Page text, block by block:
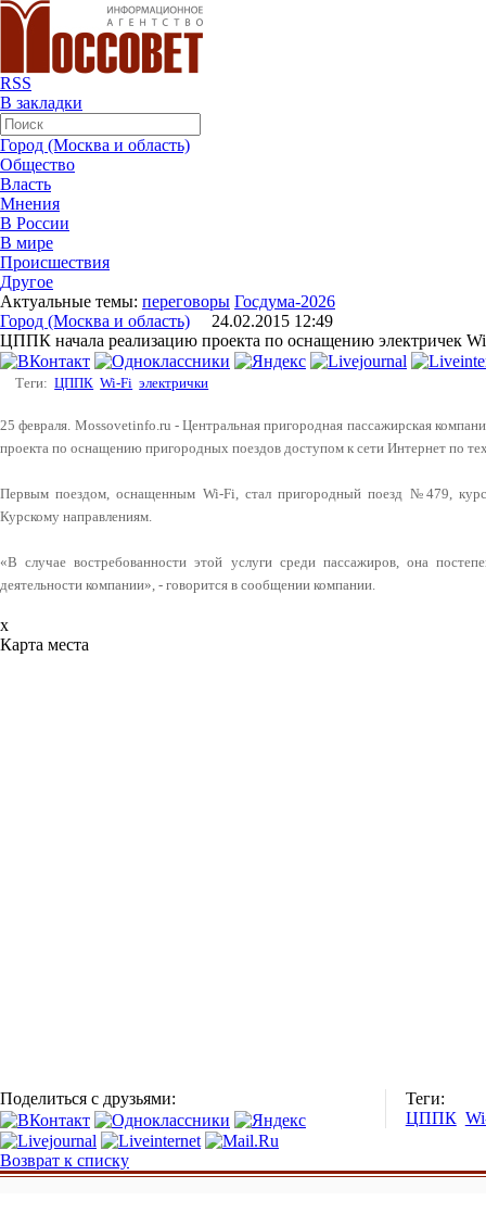
RSS
В закладки
Город (Москва и область)
Общество
Власть
Мнения
В России
В мире
Происшествия
Другое
Актуальные темы: переговоры Госдума-2026
Город (Москва и область) 24.02.2015 12:49
ЦППК начала реализацию проекта по оснащению электричек
Теги: ЦППК Wi-Fi электрички
25 февраля. Mossovetinfo.ru - Центральная пригородная пассажирская
проекта по оснащению пригородных поездов доступом к сети Интернет по
Первым поездом, оснащенным Wi-Fi, стал пригородный поезд №479,
Курскому направлениям.
«В случае востребованности этой услуги среди пассажиров, она
деятельности компании», - говорится в сообщении компании.
x
Карта места
Поделиться с друзьями:
Теги:
ЦППК
Возврат к списку